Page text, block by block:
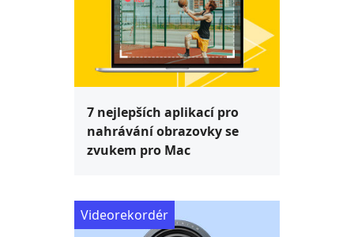
7 nejlepších aplikací pro
nahrávání obrazovky se
zvukem pro Mac
Videorekordér